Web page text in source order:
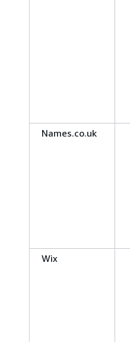
Names.co.uk
Wix